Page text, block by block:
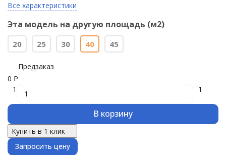
Все характеристики
Эта модель на другую площадь (м2)
20 25 30 40 45
Предзаказ
0 ₽
1
1
В корзину
Купить в 1 клик
Запросить цену